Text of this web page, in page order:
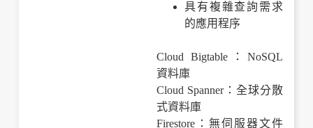
具有複雜查詢需求
的應用程序
Cloud Bigtable：NoSQL
資料庫
Cloud Spanner：全球分散
式資料庫
Firestore：無伺服器文件